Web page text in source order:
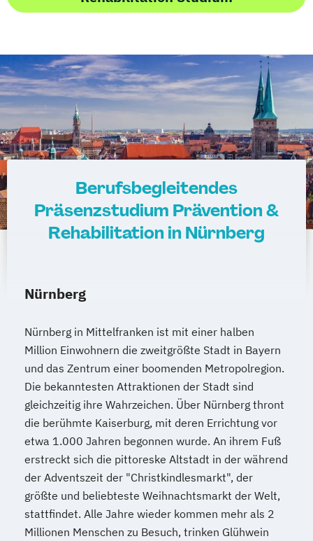
Berufsbegleitendes
Präsenzstudium Prävention &
Rehabilitation in Nürnberg
Nürnberg
Nürnberg in Mittelfranken ist mit einer halben
Million Einwohnern die zweitgrößte Stadt in Bayern
und das Zentrum einer boomenden Metropolregion.
Die bekanntesten Attraktionen der Stadt sind
gleichzeitig ihre Wahrzeichen. Über Nürnberg thront
die berühmte Kaiserburg, mit deren Errichtung vor
etwa 1.000 Jahren begonnen wurde. An ihrem Fuß
erstreckt sich die pittoreske Altstadt in der während
der Adventszeit der "Christkindlesmarkt", der
größte und beliebteste Weihnachtsmarkt der Welt,
stattfindet. Alle Jahre wieder kommen mehr als 2
Millionen Menschen zu Besuch, trinken Glühwein